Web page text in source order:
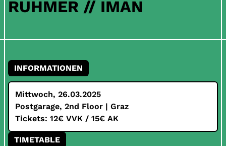
RUHMER // IMAN
INFORMATIONEN
Mittwoch, 26.03.2025
Postgarage, 2nd Floor | Graz
Tickets: 12€ VVK / 15€ AK
TIMETABLE